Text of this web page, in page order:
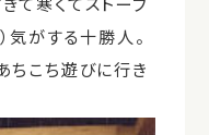
気がする十勝人。
ちこち遊びに行き